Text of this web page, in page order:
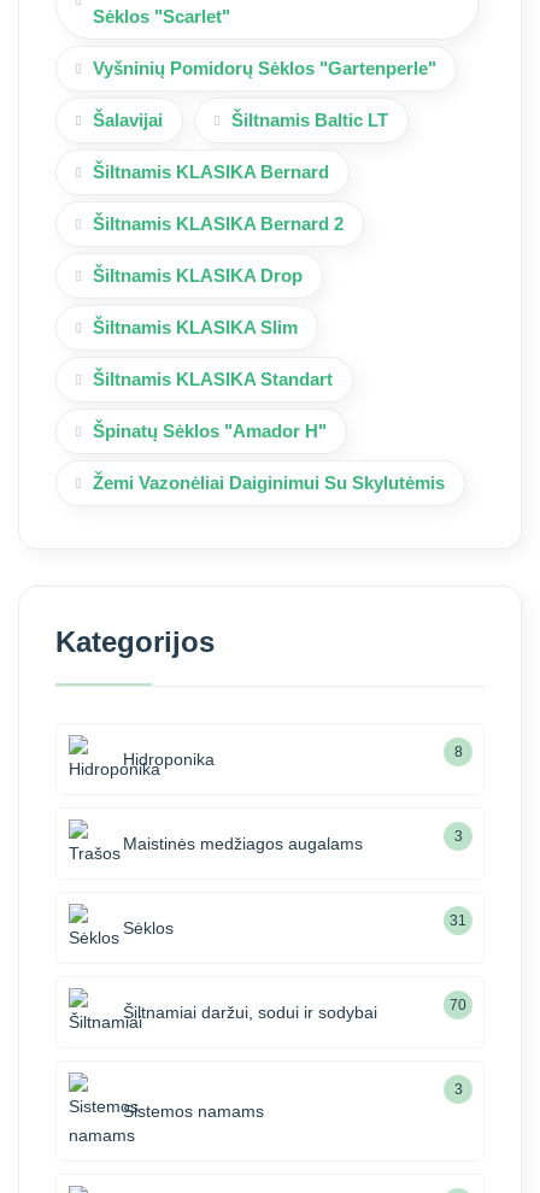
Sėklos "Scarlet"
Vyšninių Pomidorų Sėklos "Gartenperle"
Šalavijai Šiltnamis Baltic LT
Šiltnamis KLASIKA Bernard
Šiltnamis KLASIKA Bernard 2
Šiltnamis KLASIKA Drop
Šiltnamis KLASIKA Slim
Šiltnamis KLASIKA Standart
Špinatų Sėklos "Amador H"
Žemi Vazonėliai Daiginimui Su Skylutėmis
Kategorijos
Hidroponika 8
Maistinės medžiagos augalams 3
Sėklos 31
Šiltnamiai daržui, sodui ir sodybai 70
Sistemos namams
3